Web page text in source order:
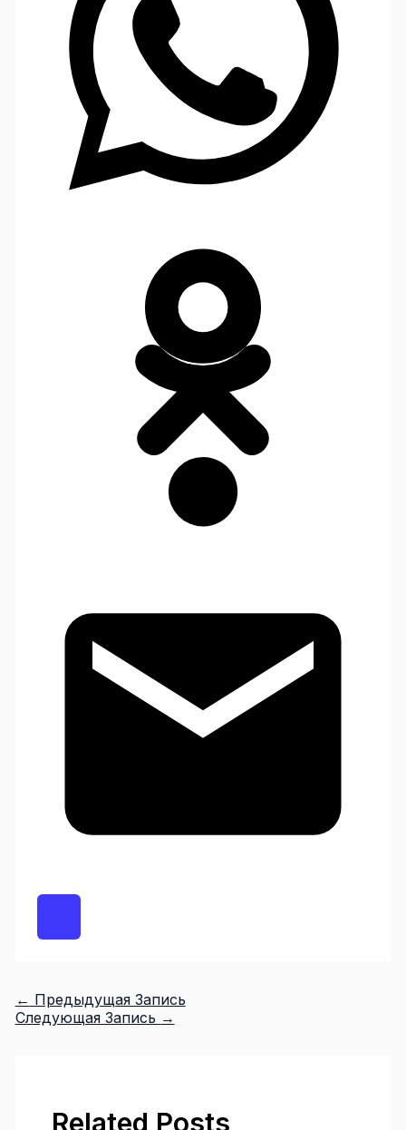
← Предыдущая Запись
Следующая Запись →
Related Posts